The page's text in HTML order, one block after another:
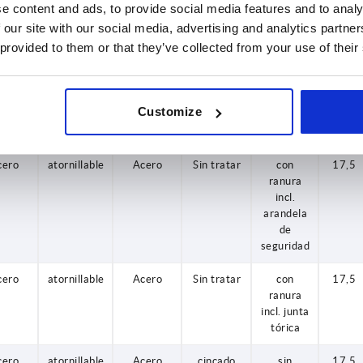
content and ads, to provide social media features and to
site with our social media, advertising and analytics
to them or that they’ve collected from your use of
Customize
soldable Acero cincado
con
ranura
17,5
Acero cincado
ranura
atornillable Acero Sin tratar
con
ranura
incl.
arandela
de
seguridad
17,5
atornillable Acero Sin tratar
con
ranura
incl. junta
tórica
17,5